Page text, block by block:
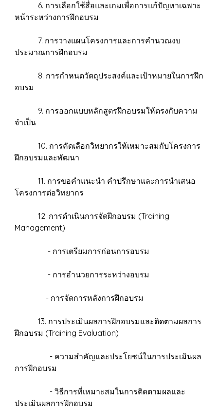
6. การเลือกใช้สื่อและเกมเพื่อการแก้ปัญหาเฉพาะ
หน้าระหว่างการฝึกอบรม
7. การวางแผนโครงการและการคำนวณงบ
ประมาณการฝึกอบรม
8. การกำหนดวัตถุประสงค์และเป้าหมายในการฝึก
อบรม
9. การออกแบบหลักสูตรฝึกอบรมให้ตรงกับความ
จำเป็น
10. การคัดเลือกวิทยากรให้เหมาะสมกับโครงการ
ฝึกอบรมและพัฒนา
11. การขอคำแนะนำ คำปรึกษาและการนำเสนอ
โครงการต่อวิทยากร
12. การดำเนินการจัดฝึกอบรม (Training
Management)
- การเตรียมการก่อนการอบรม
- การอำนวยการระหว่างอบรม
- การจัดการหลังการฝึกอบรม
13. การประเมินผลการฝึกอบรมและติดตามผลการ
ฝึกอบรม (Training Evaluation)
- ความสำคัญและประโยชน์ในการประเมินผล
การฝึกอบรม
- วิธีการที่เหมาะสมในการติดตามผลและ
ประเมินผลการฝึกอบรม